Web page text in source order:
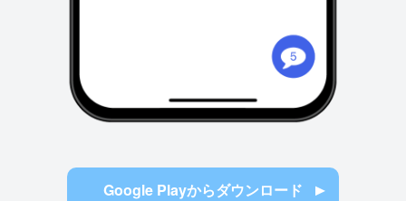
Google Playからダウンロード